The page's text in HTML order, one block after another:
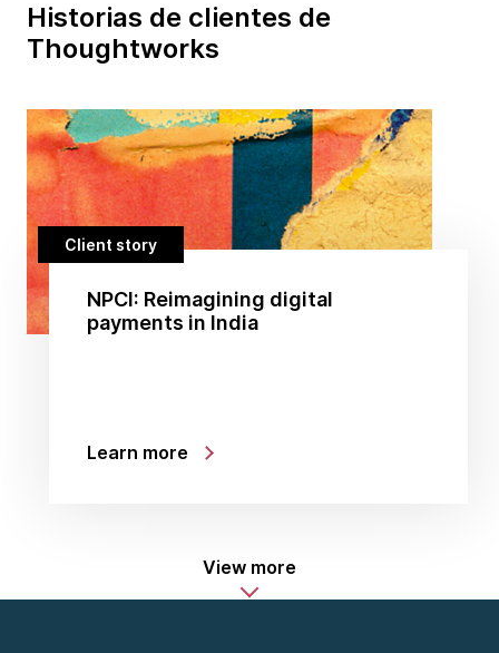
Historias de clientes de
Thoughtworks
Client story
NPCI: Reimagining digital
payments in India
Learn more
View more